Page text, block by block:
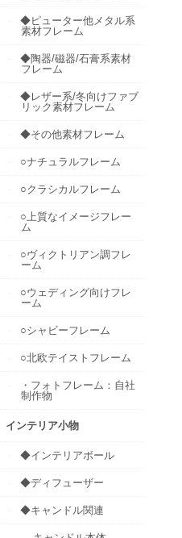
◆ピューター他メタル系
素材フレーム
◆陶器/磁器/石膏系素材
フレーム
◆レザー系/冬向けファブ
リック素材フレーム
◆その他素材フレーム
○ナチュラルフレーム
○クラシカルフレーム
○上質なイメージフレー
ム
○ヴィクトリアン調フレ
ーム
○ウェディング向けフレ
ーム
○シャビーフレーム
○北欧テイストフレーム
・フォトフレーム：自社
制作物
インテリア小物
◆インテリアボール
◆ディフューザー
◆キャンドル関連